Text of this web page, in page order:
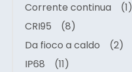
Corrente continua
(1)
CRI95
(8)
Da fioco a caldo
(2)
IP68
(11)